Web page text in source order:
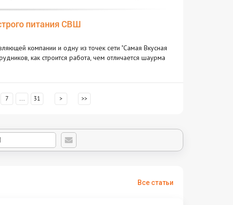
питания СВШ
компании и одну из точек сети "Самая Вкусная
как строится работа, чем отличается шаурма
7 ... 31 > >>
Все статьи